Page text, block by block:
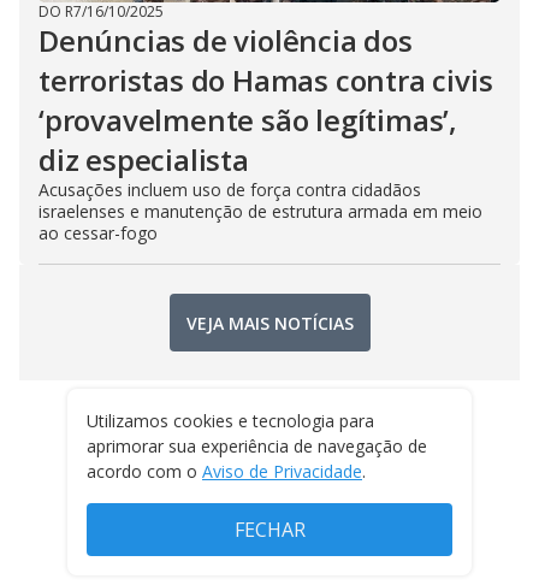
DO R7/16/10/2025
Denúncias de violência dos
terroristas do Hamas contra civis
‘provavelmente são legítimas’,
diz especialista
Acusações incluem uso de força contra cidadãos
israelenses e manutenção de estrutura armada em meio
ao cessar-fogo
VEJA MAIS NOTÍCIAS
Utilizamos cookies e tecnologia para
aprimorar sua experiência de navegação de
acordo com o Aviso de Privacidade.
FECHAR